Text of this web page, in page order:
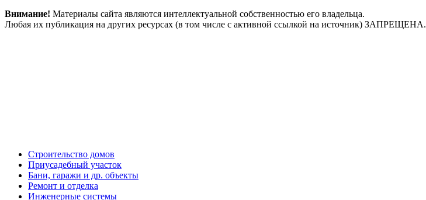
Внимание! Материалы сайта являются интеллектуальной собственностью его владельца.
Любая их публикация на других ресурсах (в том числе с активной ссылкой на источник) ЗАПРЕЩЕНА.
Строительство домов
Приусадебный участок
Бани, гаражи и др. объекты
Ремонт и отделка
Инженерные системы